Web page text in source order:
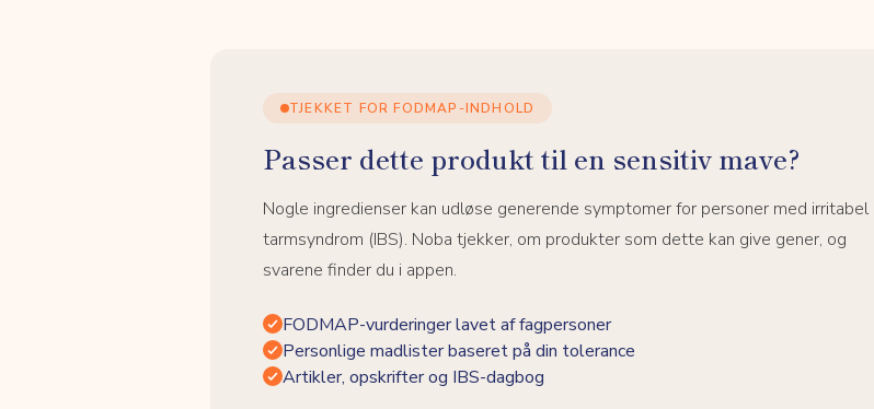
TJEKKET FOR FODMAP-INDHOLD
Passer dette produkt til en sensitiv mave?
Nogle ingredienser kan udløse generende symptomer for personer med irritabel
tarmsyndrom (IBS). Noba tjekker, om produkter som dette kan give gener, og
svarene finder du i appen.
FODMAP-vurderinger lavet af fagpersoner
Personlige madlister baseret på din tolerance
Artikler, opskrifter og IBS-dagbog